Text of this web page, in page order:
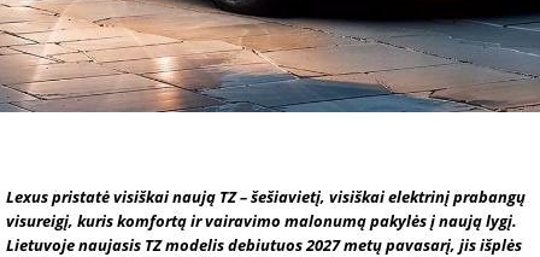
Lexus pristatė visiškai naują TZ – šešiavietį, visiškai elektrinį prabangų
visureigį, kuris komfortą ir vairavimo malonumą pakylės į naują lygį.
Lietuvoje naujasis TZ modelis debiutuos 2027 metų pavasarį, jis išplės